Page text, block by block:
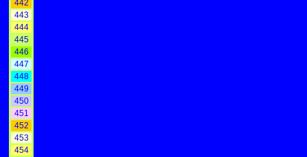
442
443
444
445
446
447
448
449
450
451
452
453
454